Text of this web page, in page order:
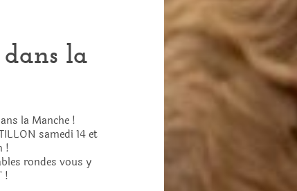
BIO
la
la Manche !
samedi 14 et
!
rondes vous y
!